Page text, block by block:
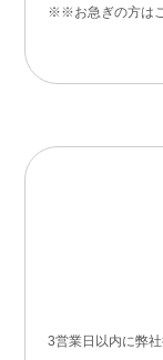
※※お急ぎの方は
3営業日以内に弊